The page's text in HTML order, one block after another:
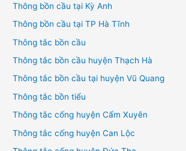
Thông bồn cầu tại Kỳ Anh
Thông bồn cầu tại TP Hà Tĩnh
Thông tắc bồn cầu
Thông tắc bồn cầu huyện Thạch Hà
Thông tắc bồn cầu tại huyện Vũ Quang
Thông tắc bồn tiểu
Thông tắc cống huyện Cẩm Xuyên
Thông tắc cống huyện Can Lộc